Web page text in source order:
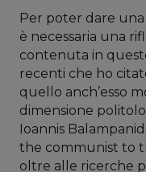
Per poter dare
è necessaria una
contenuta in
recenti che ho
quello anch’esso
dimensione
Ioannis
the communist to
oltre alle ricerche